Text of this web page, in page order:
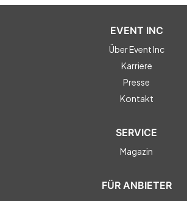
EVENT INC
Über Event Inc
Karriere
Presse
Kontakt
SERVICE
Magazin
FÜR ANBIETER